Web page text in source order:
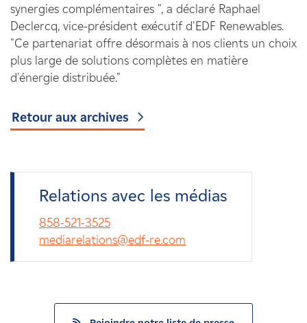
synergies complémentaires ", a déclaré Raphael
Declercq, vice-président exécutif d'EDF Renewables.
"Ce partenariat offre désormais à nos clients un choix
plus large de solutions complètes en matière
d'énergie distribuée."
Retour aux archives
Relations avec les médias
858-521-3525
mediarelations@edf-re.com